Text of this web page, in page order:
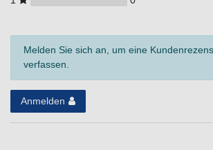
Melden Sie sich an, um eine
verfassen.
Anmelden